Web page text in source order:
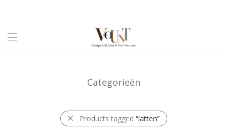
Categorieën
Products tagged “latten”